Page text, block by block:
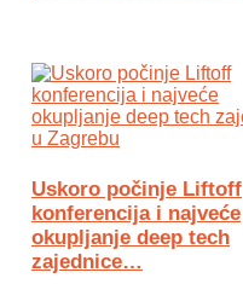
Uskoro počinje Liftoff
konferencija i najveće
okupljanje deep tech
zajednice…